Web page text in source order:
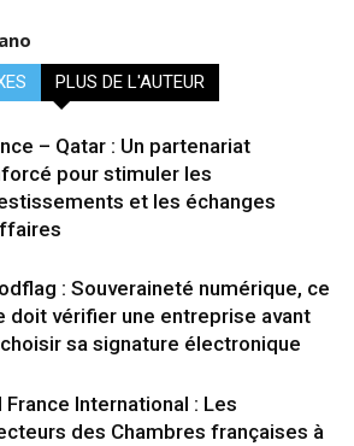
PLUS DE L'AUTEUR
– Qatar : Un partenariat
pour stimuler les
et les échanges
: Souveraineté numérique, ce
doit vérifier une entreprise avant
sa signature électronique
France International : Les
des Chambres françaises à